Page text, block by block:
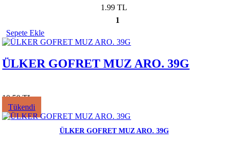
1.99 TL
1
Sepete Ekle
ÜLKER GOFRET MUZ ARO. 39G
10.50 TL
Tükendi
ÜLKER GOFRET MUZ ARO. 39G